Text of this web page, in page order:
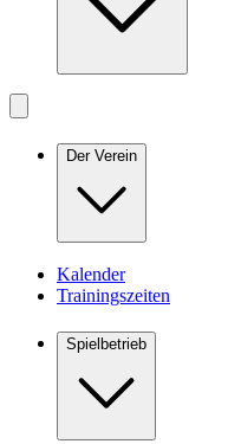
Der Verein
Kalender
Trainingszeiten
Spielbetrieb